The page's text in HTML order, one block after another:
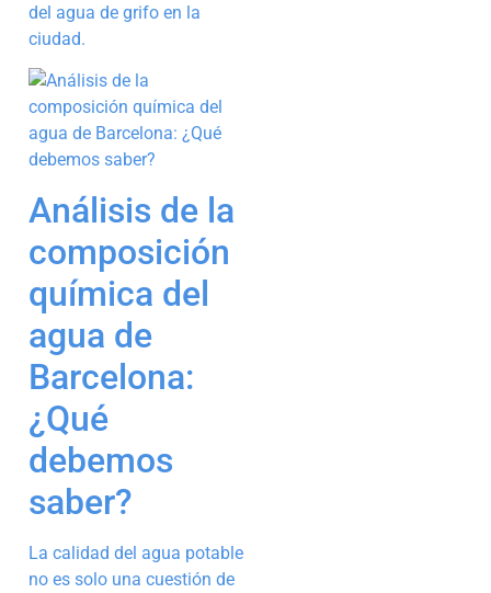
del agua de grifo en la
ciudad.
Análisis de la
composición
química del
agua de
Barcelona:
¿Qué
debemos
saber?
La calidad del agua potable
no es solo una cuestión de